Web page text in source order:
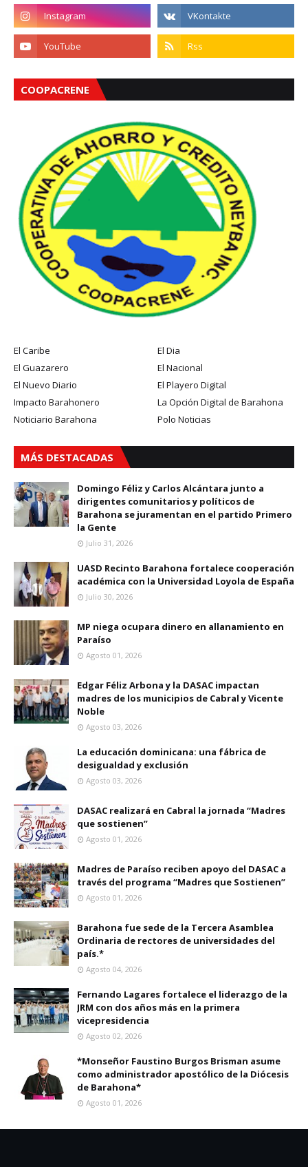
COOPACRENE
El Caribe
El Dia
El Guazarero
El Nacional
El Nuevo Diario
El Playero Digital
Impacto Barahonero
La Opción Digital de Barahona
Noticiario Barahona
Polo Noticias
MÁS DESTACADAS
Domingo Féliz y Carlos Alcántara junto a
dirigentes comunitarios y políticos de
Barahona se juramentan en el partido Primero
la Gente
Julio 31, 2026
UASD Recinto Barahona fortalece cooperación
académica con la Universidad Loyola de España
Julio 30, 2026
MP niega ocupara dinero en allanamiento en
Paraíso
Agosto 01, 2026
Edgar Féliz Arbona y la DASAC impactan
madres de los municipios de Cabral y Vicente
Noble
Agosto 03, 2026
La educación dominicana: una fábrica de
desigualdad y exclusión
Agosto 03, 2026
DASAC realizará en Cabral la jornada “Madres
que sostienen”
Agosto 01, 2026
Madres de Paraíso reciben apoyo del DASAC a
través del programa “Madres que Sostienen”
Agosto 01, 2026
Barahona fue sede de la Tercera Asamblea
Ordinaria de rectores de universidades del
país.*
Agosto 04, 2026
Fernando Lagares fortalece el liderazgo de la
JRM con dos años más en la primera
vicepresidencia
Agosto 02, 2026
*Monseñor Faustino Burgos Brisman asume
como administrador apostólico de la Diócesis
de Barahona*
Agosto 01, 2026